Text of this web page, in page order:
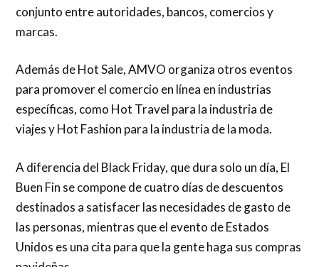
conjunto entre autoridades, bancos, comercios y
marcas.
Además de Hot Sale, AMVO organiza otros eventos
para promover el comercio en línea en industrias
específicas, como Hot Travel para la industria de
viajes y Hot Fashion para la industria de la moda.
A diferencia del Black Friday, que dura solo un día, El
Buen Fin se compone de cuatro días de descuentos
destinados a satisfacer las necesidades de gasto de
las personas, mientras que el evento de Estados
Unidos es una cita para que la gente haga sus compras